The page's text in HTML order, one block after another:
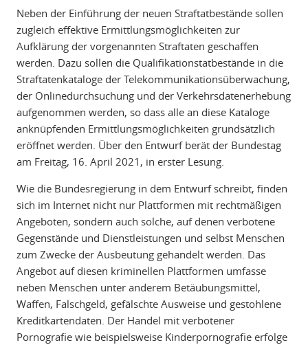
Neben der Einführung der neuen Straftatbestände sollen
zugleich effektive Ermittlungsmöglichkeiten zur
Aufklärung der vorgenannten Straftaten geschaffen
werden. Dazu sollen die Qualifikationstatbestände in die
Straftatenkataloge der Telekommunikationsüberwachung,
der Onlinedurchsuchung und der Verkehrsdatenerhebung
aufgenommen werden, so dass alle an diese Kataloge
anknüpfenden Ermittlungsmöglichkeiten grundsätzlich
eröffnet werden. Über den Entwurf berät der Bundestag
am Freitag, 16. April 2021, in erster Lesung.
Wie die Bundesregierung in dem Entwurf schreibt, finden
sich im Internet nicht nur Plattformen mit rechtmäßigen
Angeboten, sondern auch solche, auf denen verbotene
Gegenstände und Dienstleistungen und selbst Menschen
zum Zwecke der Ausbeutung gehandelt werden. Das
Angebot auf diesen kriminellen Plattformen umfasse
neben Menschen unter anderem Betäubungsmittel,
Waffen, Falschgeld, gefälschte Ausweise und gestohlene
Kreditkartendaten. Der Handel mit verbotener
Pornografie wie beispielsweise Kinderpornografie erfolge